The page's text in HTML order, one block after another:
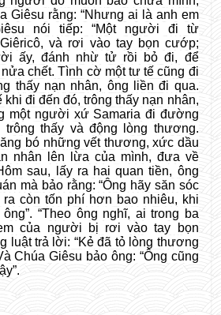
Giêsu rằng: “Nhưng ai là anh em
nói tiếp: “Một người đi từ
và rơi vào tay bọn cướp;
ấy, đánh nhừ tử rồi bỏ đi, để
chết. Tình cờ một tư tế cũng đi
thấy nạn nhân, ông liền đi qua.
khi đi đến đó, trông thấy nạn nhân,
một người xứ Samaria đi đường
thấy và động lòng thương.
bó những vết thương, xức dầu
nhân lên lừa của mình, đưa về
sau, lấy ra hai quan tiền, ông
mà bảo rằng: “Ông hãy săn sóc
còn tốn phí hơn bao nhiêu, khi
“Theo ông nghĩ, ai trong ba
của người bị rơi vào tay bọn
luật trả lời: “Kẻ đã tỏ lòng thương
Chúa Giêsu bảo ông: “Ông cũng